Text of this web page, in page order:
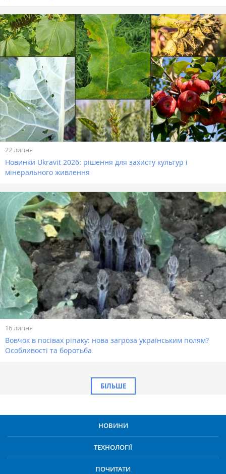
22 липня
Новинки Ukravit 2026: рішення для захисту культур і
мінерального живлення
16 липня
Вовчок в посівах ріпаку: нова загроза українським полям?
Особливості та боротьба
БІЛЬШЕ
НОВИНИ
ТЕХНОЛОГІЇ
ПОЧИТАТИ